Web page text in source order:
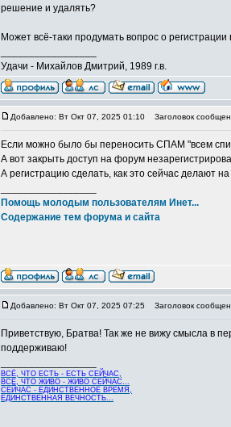
решение и удалять?
Может всё-таки продумать вопрос о
Удачи - Михайлов Дмитрий, 1989 г.в.
Добавлено: Вт Окт 07, 2025 01:10 Заголовок
Если можно было бы переносить СПАМ "всем
А вот закрыть доступ на форум
А регистрацию сделать, как это сейчас делают
Помощь молодым пользователям Инет...
Содержание тем форума и сайта
Добавлено: Вт Окт 07, 2025 07:25 Заголовок
Приветствую, Братва! Так же не вижу смысла в
поддерживаю!
ВСЁ, ЧТО ЕСТЬ - ЕСТЬ СЕЙЧАС,
ВСЁ, ЧТО ЖИВО - ЖИВО СЕЙЧАС...
СЕЙЧАС - ЕДИНСТВЕННОЕ ВРЕМЯ,
ЕДИНСТВЕННАЯ ВЕЧНОСТЬ...